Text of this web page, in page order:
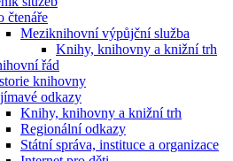
čtenáře
Meziknihovní výpůjční služba
Knihy, knihovny a knižní trh
řád
knihovny
odkazy
Knihy, knihovny a knižní trh
Regionální odkazy
Státní správa, instituce a organizace